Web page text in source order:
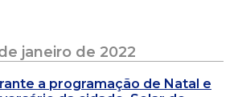
janeiro de 2022
a programação de Natal e